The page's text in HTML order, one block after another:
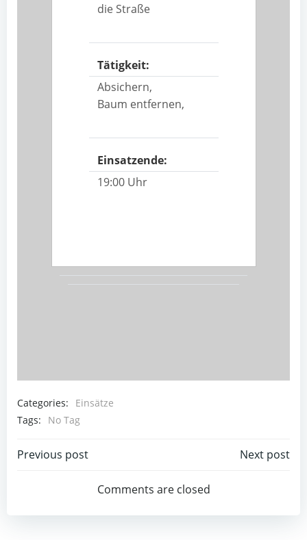
die Straße
Tätigkeit:
Absichern,
Baum entfernen,
Einsatzende:
19:00 Uhr
Categories:
Einsätze
Tags:
No Tag
Beitragsnavigation
Previous post Next post
Comments are closed